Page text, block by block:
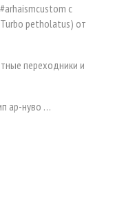
с
petholatus) от
переходники и
ар-нуво …